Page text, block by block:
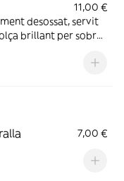
11,00 €
desossat, servit
brillant per sobre.
7,00 €